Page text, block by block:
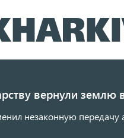
вернули
незаконную передачу